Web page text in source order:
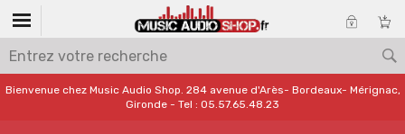
Bienvenue chez Music Audio Shop. 284 avenue d'Arès- Bordeaux- Mérignac,
Gironde - Tel : 05.57.65.48.23